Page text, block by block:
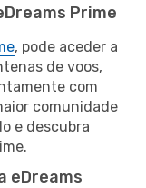
Prime
, pode aceder a
de voos,
com
comunidade
e descubra
eDreams